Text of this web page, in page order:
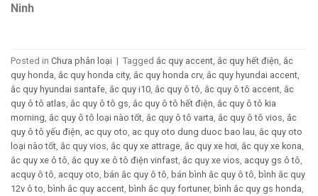
Ninh
Posted in Chưa phân loại | Tagged ắc quy accent, ắc quy hết điện, ắc
quy honda, ắc quy honda city, ắc quy honda crv, ắc quy hyundai accent,
ắc quy hyundai santafe, ắc quy i10, ắc quy ô tô, ắc quy ô tô accent, ắc
quy ô tô atlas, ắc quy ô tô gs, ắc quy ô tô hết điện, ắc quy ô tô kia
morning, ắc quy ô tô loại nào tốt, ắc quy ô tô varta, ắc quy ô tô vios, ắc
quy ô tô yếu điện, ac quy oto, ac quy oto dung duoc bao lau, ắc quy oto
loại nào tốt, ắc quy vios, ắc quy xe attrage, ắc quy xe hơi, ắc quy xe kona,
ắc quy xe ô tô, ắc quy xe ô tô điện vinfast, ắc quy xe vios, acquy gs ô tô,
acquy ô tô, acquy oto, bán ắc quy ô tô, bán bình ắc quy ô tô, bình ắc quy
12v ô to, bình ắc quy accent, bình ắc quy fortuner, bình ắc quy gs honda,